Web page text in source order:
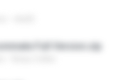
Full Version.zip